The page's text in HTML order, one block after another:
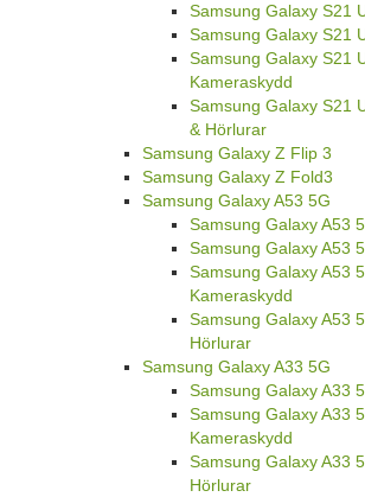
Samsung Galaxy S21
Samsung Galaxy S21
Samsung Galaxy S21
Kameraskydd
Samsung Galaxy S21
& Hörlurar
Samsung Galaxy Z Flip 3
Samsung Galaxy Z Fold3
Samsung Galaxy A53 5G
Samsung Galaxy A53
Samsung Galaxy A53
Samsung Galaxy A53
Kameraskydd
Samsung Galaxy A53
Hörlurar
Samsung Galaxy A33 5G
Samsung Galaxy A33
Samsung Galaxy A33
Kameraskydd
Samsung Galaxy A33
Hörlurar